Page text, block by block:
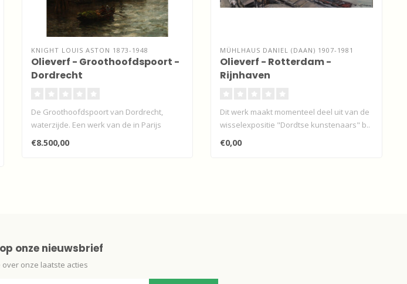
KNIGHT LOUIS ASTON 1873-1948
Olieverf - Groothoofdspoort -
Dordrecht
De Groothoofdspoort van Dordrecht,
waterzijde. Een werk van de in Parijs
geboren..
€8.500,00
MÜHLHAUS DANIEL (DAAN) 1907-1981
Olieverf - Rotterdam -
Rijnhaven
Dit werk maakt momenteel deel uit van de
wisselexpositie "Dordtse kunstenaars" b..
€0,00
onze nieuwsbrief
over onze laatste acties